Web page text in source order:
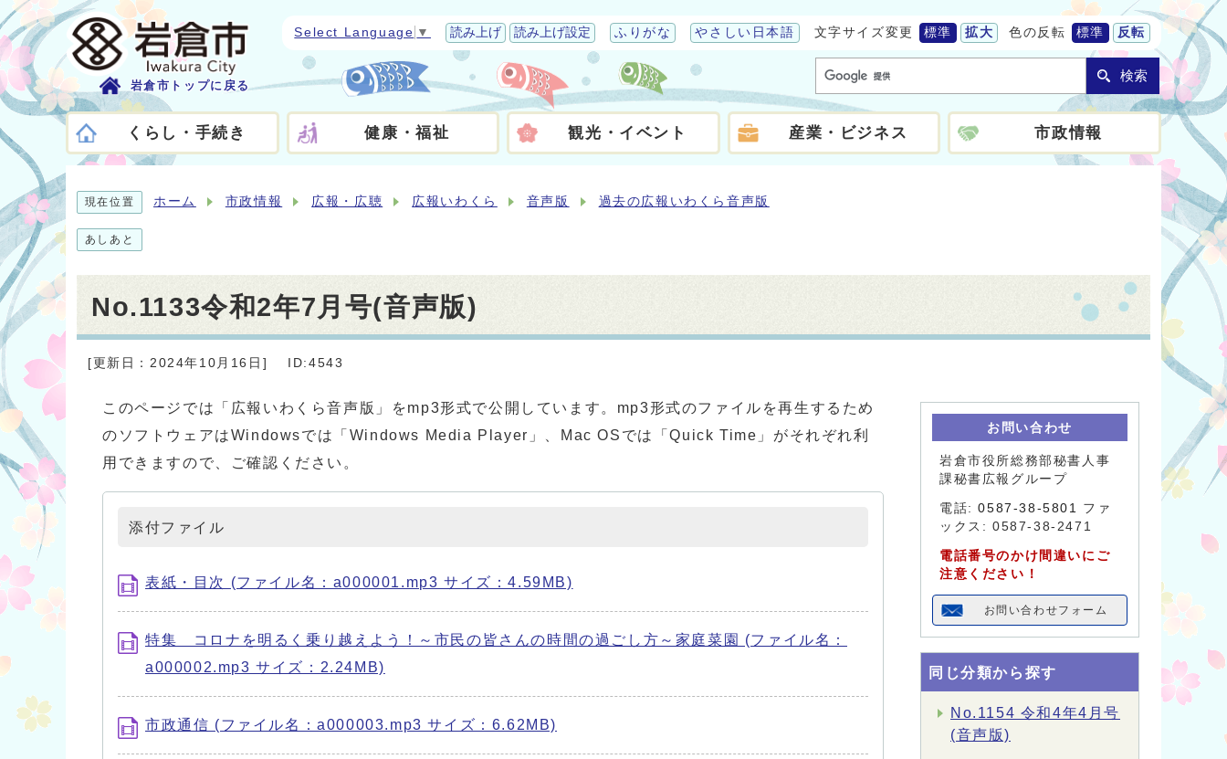
岩倉市トップに戻る
Select Language ▼ 読み上げ 読み上げ設定 ふりがな やさしい日本語 文字サイズ変更 標準 拡大 色の反転 標準 反転
検索
くらし・手続き 健康・福祉 観光・イベント 産業・ビジネス 市政情報
現在位置 ホーム 市政情報 広報・広聴 広報いわくら 音声版 過去の広報いわくら音声版
あしあと
No.1133令和2年7月号(音声版)
[更新日：2024年10月16日] ID:4543
このページでは「広報いわくら音声版」をmp3形式で公開しています。mp3形式のファイルを再生するため
のソフトウェアはWindowsでは「Windows Media Player」、Mac OSでは「Quick Time」がそれぞれ利
用できますので、ご確認ください。
添付ファイル
表紙・目次 (ファイル名：a000001.mp3 サイズ：4.59MB)
特集 コロナを明るく乗り越えよう！～市民の皆さんの時間の過ごし方～家庭菜園 (ファイル名：
a000002.mp3 サイズ：2.24MB)
市政通信 (ファイル名：a000003.mp3 サイズ：6.62MB)
お問い合わせ
岩倉市役所総務部秘書人事
課秘書広報グループ
電話:0587-38-5801 ファ
ックス: 0587-38-2471
電話番号のかけ間違いにご
注意ください！
お問い合わせフォーム
同じ分類から探す
No.1154 令和4年4月号
(音声版)